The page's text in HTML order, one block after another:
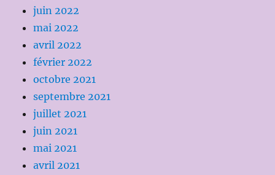
juin 2022
mai 2022
avril 2022
février 2022
octobre 2021
septembre 2021
juillet 2021
juin 2021
mai 2021
avril 2021